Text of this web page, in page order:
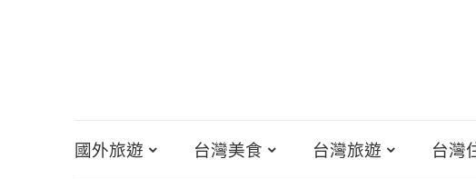
國外旅遊 台灣美食 台灣旅遊 台灣